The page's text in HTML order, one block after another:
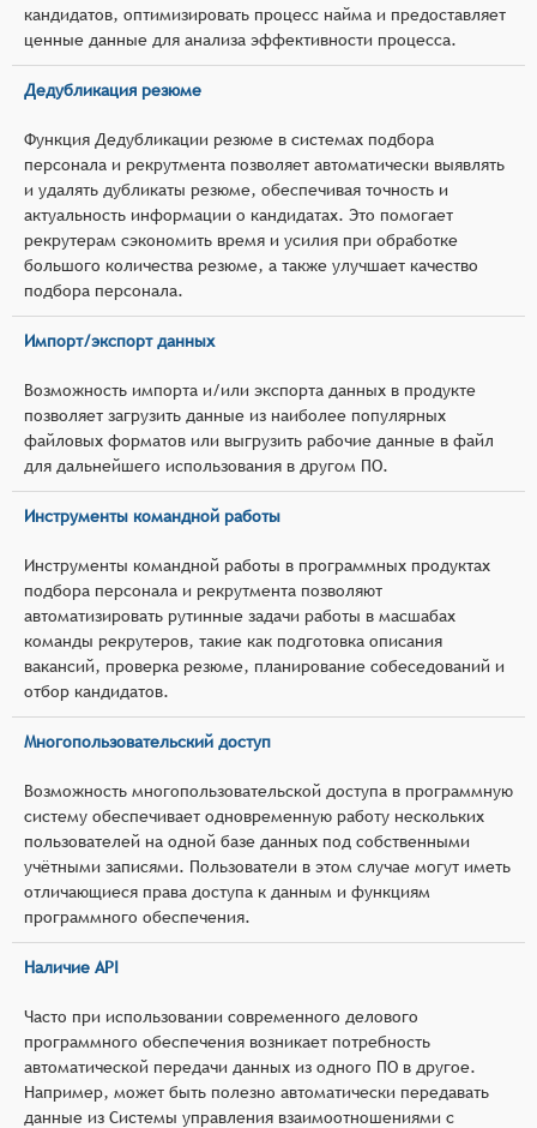
кандидатов, оптимизировать процесс найма и предоставляет
ценные данные для анализа эффективности процесса.
Дедубликация резюме
Функция Дедубликации резюме в системах подбора
персонала и рекрутмента позволяет автоматически выявлять
и удалять дубликаты резюме, обеспечивая точность и
актуальность информации о кандидатах. Это помогает
рекрутерам сэкономить время и усилия при обработке
большого количества резюме, а также улучшает качество
подбора персонала.
Импорт/экспорт данных
Возможность импорта и/или экспорта данных в продукте
позволяет загрузить данные из наиболее популярных
файловых форматов или выгрузить рабочие данные в файл
для дальнейшего использования в другом ПО.
Инструменты командной работы
Инструменты командной работы в программных продуктах
подбора персонала и рекрутмента позволяют
автоматизировать рутинные задачи работы в масшабах
команды рекрутеров, такие как подготовка описания
вакансий, проверка резюме, планирование собеседований и
отбор кандидатов.
Многопользовательский доступ
Возможность многопользовательской доступа в программную
систему обеспечивает одновременную работу нескольких
пользователей на одной базе данных под собственными
учётными записями. Пользователи в этом случае могут иметь
отличающиеся права доступа к данным и функциям
программного обеспечения.
Наличие API
Часто при использовании современного делового
программного обеспечения возникает потребность
автоматической передачи данных из одного ПО в другое.
Например, может быть полезно автоматически передавать
данные из Системы управления взаимоотношениями с